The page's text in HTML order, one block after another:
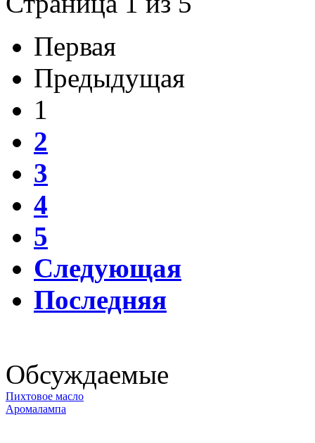
Первая
Предыдущая
1
2
3
4
5
Следующая
Последняя
Обсуждаемые
Пихтовое масло
Аромалампа